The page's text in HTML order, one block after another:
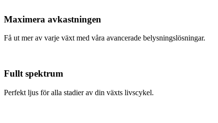
Maximera avkastningen
Få ut mer av varje växt med våra avancerade belysningslösningar.
Fullt spektrum
Perfekt ljus för alla stadier av din växts livscykel.